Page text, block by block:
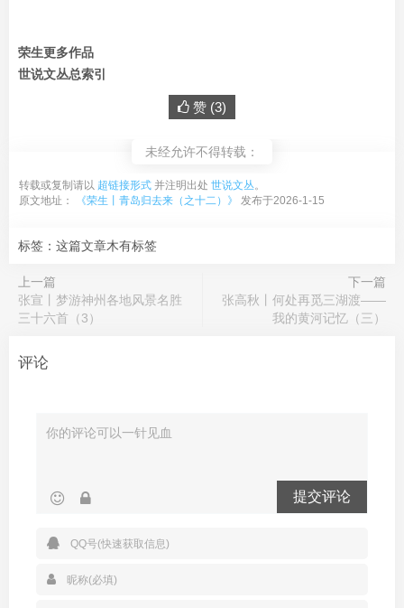
荣生更多作品
世说文丛总索引
赞 (3)
未经允许不得转载：
转载或复制请以 超链接形式 并注明出处 世说文丛。
原文地址：
《荣生丨青岛归去来（之十二）》 发布于2026-1-15
标签：这篇文章木有标签
上一篇
张宣丨梦游神州各地风景名胜
三十六首（3）
下一篇
张高秋丨何处再觅三湖渡——
我的黄河记忆（三）
评论
提交评论